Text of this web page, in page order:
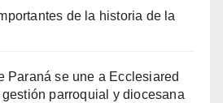
de la historia de la
Paraná se une a Ecclesiared
parroquial y diocesana